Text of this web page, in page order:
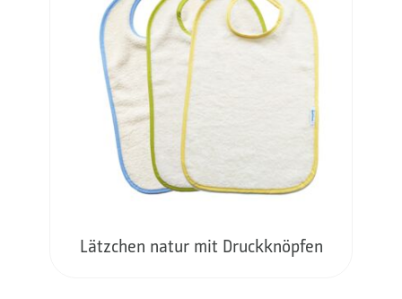
Lätzchen natur mit Druckknöpfen